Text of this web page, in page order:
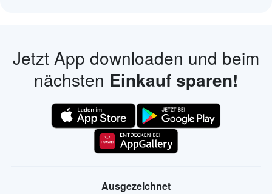
Jetzt App downloaden und beim
nächsten Einkauf sparen!
Ausgezeichnet